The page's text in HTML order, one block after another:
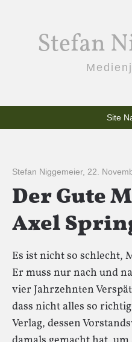
Stefan
Site
Stefan Niggemeier, 22.
Der Gute
Axel
Es ist nicht so schlecht,
Er muss nur nach und
vier Jahrzehnten
dass nicht alles so
Verlag, dessen